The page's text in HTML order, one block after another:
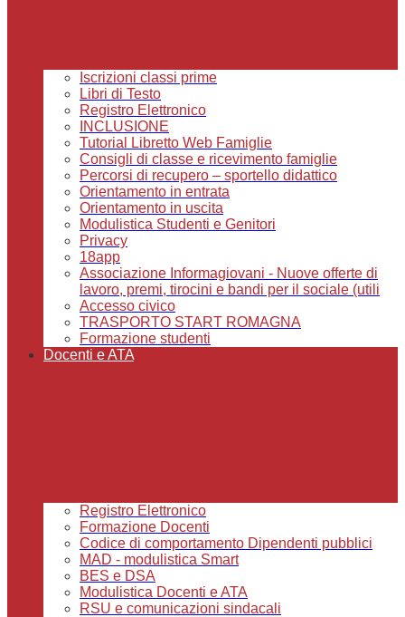
Iscrizioni classi prime
Libri di Testo
Registro Elettronico
INCLUSIONE
Tutorial Libretto Web Famiglie
Consigli di classe e ricevimento famiglie
Percorsi di recupero – sportello didattico
Orientamento in entrata
Orientamento in uscita
Modulistica Studenti e Genitori
Privacy
18app
Associazione Informagiovani - Nuove offerte di
lavoro, premi, tirocini e bandi per il sociale (utili
Accesso civico
TRASPORTO START ROMAGNA
Formazione studenti
Docenti e ATA
Registro Elettronico
Formazione Docenti
Codice di comportamento Dipendenti pubblici
MAD - modulistica Smart
BES e DSA
Modulistica Docenti e ATA
RSU e comunicazioni sindacali